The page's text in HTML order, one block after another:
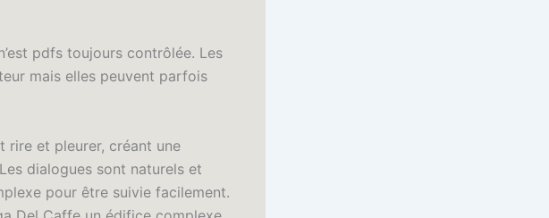
pdfs toujours contrôlée. Les
mais elles peuvent parfois
rire et pleurer, créant une
dialogues sont naturels et
pour être suivie facilement.